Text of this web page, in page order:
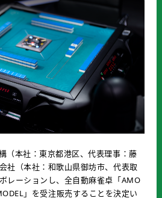
（本社：東京都港区、代表理事：藤
社（本社：和歌山県御坊市、代表取
レーションし、全自動麻雀卓「AMO
」を受注販売することを決定い